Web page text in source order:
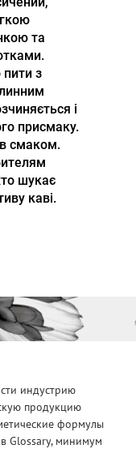
та
з
і
присмаку.
смаком.
шукає
каві.
индустрию
продукцию
формулы
Glossary, минимум